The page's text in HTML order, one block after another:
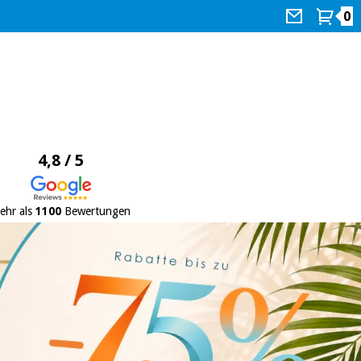
0
4,8 / 5
als1100 Bewertungen